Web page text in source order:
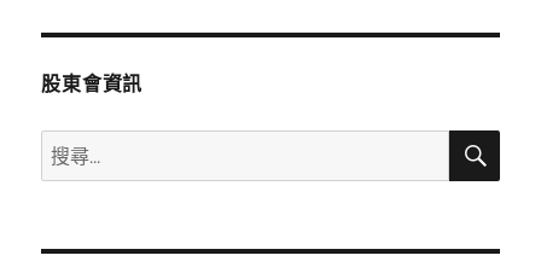
章:
股東會資訊
搜
尋
鍵
搜